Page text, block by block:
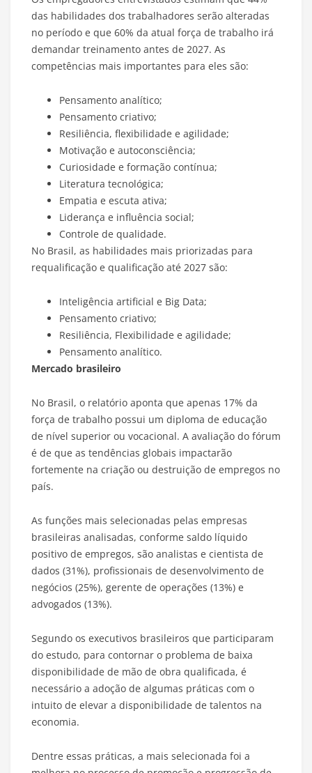
das habilidades dos trabalhadores serão alteradas
no período e que 60% da atual força de trabalho irá
demandar treinamento antes de 2027. As
competências mais importantes para eles são:
Pensamento analítico;
Pensamento criativo;
Resiliência, flexibilidade e agilidade;
Motivação e autoconsciência;
Curiosidade e formação contínua;
Literatura tecnológica;
Empatia e escuta ativa;
Liderança e influência social;
Controle de qualidade.
No Brasil, as habilidades mais priorizadas para
requalificação e qualificação até 2027 são:
Inteligência artificial e Big Data;
Pensamento criativo;
Resiliência, Flexibilidade e agilidade;
Pensamento analítico.
Mercado brasileiro
No Brasil, o relatório aponta que apenas 17% da
força de trabalho possui um diploma de educação
de nível superior ou vocacional. A avaliação do fórum
é de que as tendências globais impactarão
fortemente na criação ou destruição de empregos no
país.
As funções mais selecionadas pelas empresas
brasileiras analisadas, conforme saldo líquido
positivo de empregos, são analistas e cientista de
dados (31%), profissionais de desenvolvimento de
negócios (25%), gerente de operações (13%) e
advogados (13%).
Segundo os executivos brasileiros que participaram
do estudo, para contornar o problema de baixa
disponibilidade de mão de obra qualificada, é
necessário a adoção de algumas práticas com o
intuito de elevar a disponibilidade de talentos na
economia.
Dentre essas práticas, a mais selecionada foi a